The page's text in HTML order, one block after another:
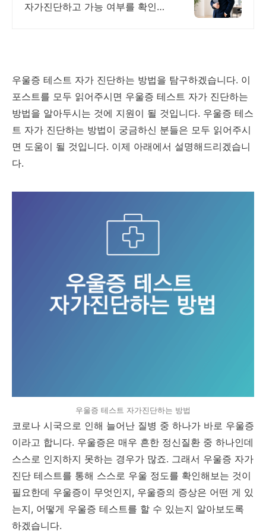
자가진단하고 가능 여부를 확인해
우울증 테스트 자가 진단하는 방법을 탐구하겠습니다. 이
포스트를 모두 읽어주시면 우울증 테스트 자가 진단하는
방법을 알아두시는 것에 지원이 될 것입니다. 우울증 테스
트 자가 진단하는 방법이 궁금하신 분들은 모두 읽어주시
면 도움이 될 것입니다. 이제 아래에서 설명해드리겠습니
다.
우울증 테스트 자가진단하는 방법
코로나 시국으로 인해 늘어난 질병 중 하나가 바로 우울증
이라고 합니다. 우울증은 매우 흔한 정신질환 중 하나인데
스스로 인지하지 못하는 경우가 많죠. 그래서 우울증 자가
진단 테스트를 통해 스스로 우울 정도를 확인해보는 것이
필요한데 우울증이 무엇인지, 우울증의 증상은 어떤 게 있
는지, 어떻게 우울증 테스트를 할 수 있는지 알아보도록
하겠습니다.